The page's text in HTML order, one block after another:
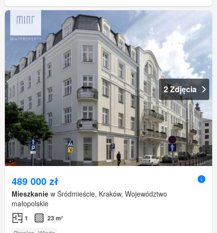
2 Zdjęcia
489 000 zł
Mieszkanie w Śródmieście, Kraków, Województwo
małopolskie
1 23 m²